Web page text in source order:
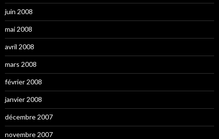
juin 2008
mai 2008
avril 2008
mars 2008
février 2008
janvier 2008
décembre 2007
novembre 2007